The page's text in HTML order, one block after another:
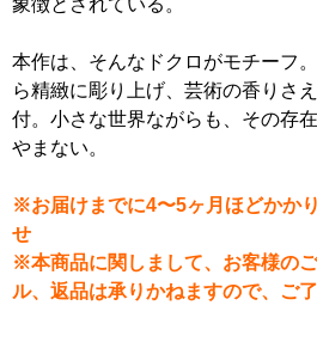
象徴とされている。
本作は、そんなドクロがモチーフ
ら精緻に彫り上げ、芸術の香りさ
付。小さな世界ながらも、その存
やまない。
※お届けまでに4〜5ヶ月ほどかか
せ
※本商品に関しまして、お客様の
ル、返品は承りかねますので、ご